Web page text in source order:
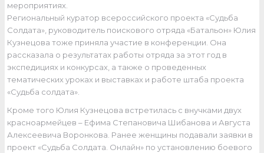
мероприятиях.
Региональный куратор всероссийского проекта «Судьба
Солдата», руководитель поискового отряда «Батальон» Юлия
Кузнецова тоже приняла участие в конференции. Она
рассказала о результатах работы отряда за этот год в
экспедициях и конкурсах, а также о проведенных
тематических уроках и выставках и работе штаба проекта
«Судьба солдата».
Кроме того Юлия Кузнецова встретилась с внучками двух
красноармейцев – Ефима Степановича Шибанова и Августа
Алексеевича Воронкова. Ранее женщины подавали заявки в
проект «Судьба Солдата. Онлайн» по установлению боевого